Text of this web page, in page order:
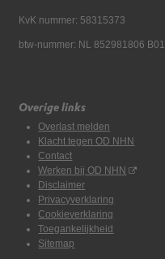
KvK nummer: 58315373
btw-nummer: NL 852981806 B01
Overige links
Overlast melden
Klacht tegen OD NHN
Contact
Werken bij OD NHN
Disclaimer
Privacyverklaring
Cookieverklaring
Toegankelijkheid
Sitemap